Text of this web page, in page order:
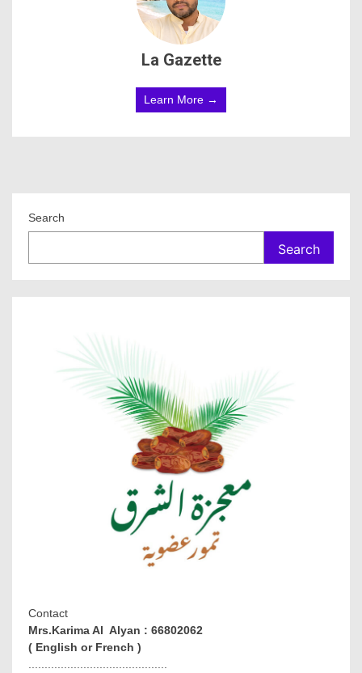
La Gazette
Learn More →
Search
Search
Contact
Mrs.Karima Al Alyan : 66802062
( English or French )
...........................................